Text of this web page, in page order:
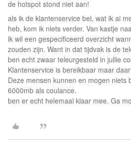
de hotspot stond niet aan!
als ik de klantenservice bel, wat ik al
heb, kom ik niets verder. Van kastje
ik wil een gespecificeerd overzicht
zouden zijn. Want in dat tijdvak is de
ben echt zwaar teleurgesteld in jullie
Klantenservice is bereikbaar maar
Deze mensen kunnen en mogen niets
6000mb als coulance.
ben er echt helemaal klaar mee. Ga